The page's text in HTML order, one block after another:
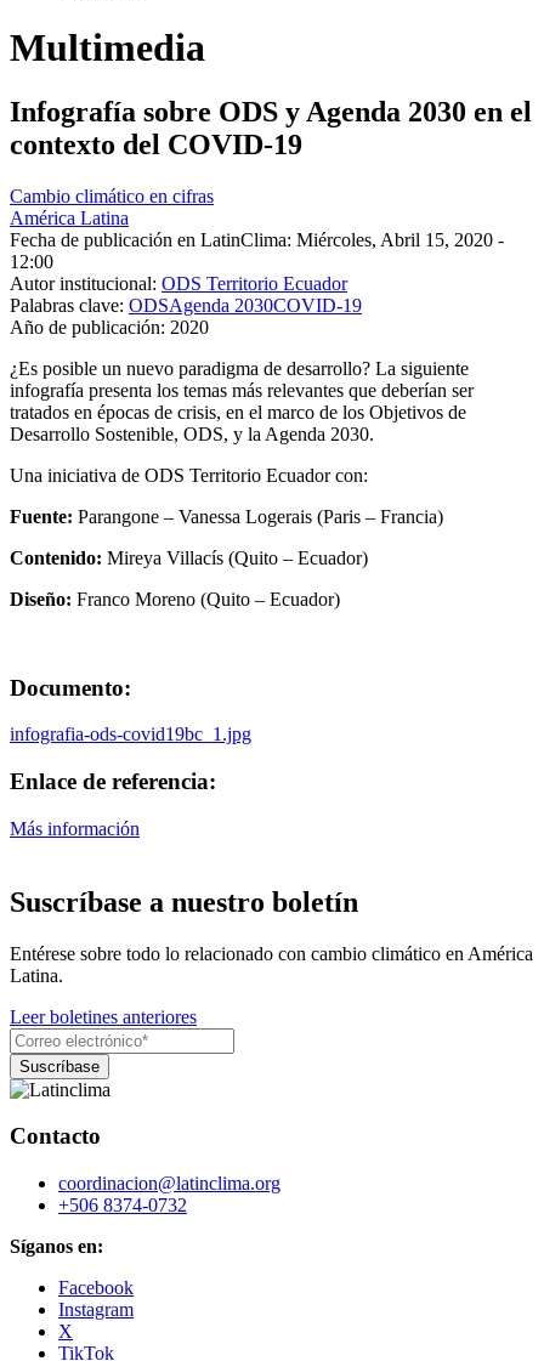
Multimedia
Infografía sobre ODS y Agenda 2030 en el
contexto del COVID-19
Cambio climático en cifras
América Latina
Fecha de publicación en LatinClima: Miércoles, Abril 15, 2020 -
12:00
Autor institucional: ODS Territorio Ecuador
Palabras clave: ODSAgenda 2030COVID-19
Año de publicación: 2020
¿Es posible un nuevo paradigma de desarrollo? La siguiente
infografía presenta los temas más relevantes que deberían ser
tratados en épocas de crisis, en el marco de los Objetivos de
Desarrollo Sostenible, ODS, y la Agenda 2030.
Una iniciativa de ODS Territorio Ecuador con:
Fuente: Parangone – Vanessa Logerais (Paris – Francia)
Contenido: Mireya Villacís (Quito – Ecuador)
Diseño: Franco Moreno (Quito – Ecuador)
Documento:
infografia-ods-covid19bc_1.jpg
Enlace de referencia:
Más información
Suscríbase a nuestro boletín
Entérese sobre todo lo relacionado con cambio climático en América
Latina.
Leer boletines anteriores
Contacto
coordinacion@latinclima.org
+506 8374-0732
Síganos en:
Facebook
Instagram
X
TikTok